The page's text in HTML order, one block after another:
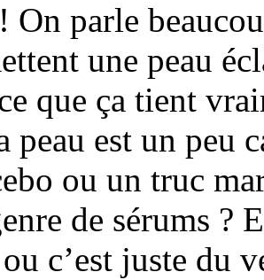
parle
une peau
que ça tient
peau est un peu
ou un truc
de sérums ?
c’est juste du